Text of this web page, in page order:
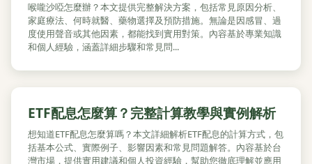
喉嚨沙啞怎麼辦？本文提供完整解決方案，包括常見原因分析、
家庭療法、何時就醫、藥物選擇及預防措施。無論是因感冒、過
度使用聲音或其他因素，都能找到實用對策。內容基於專業知識
和個人經驗，涵蓋詳細步驟和常見問...
ETF配息怎麼算？完整計算教學與實例解析
想知道ETF配息怎麼算嗎？本文詳細解析ETF配息的計算方式，包
括基本公式、實際例子、影響因素和常見問題解答。內容基於台
灣市場，提供實用建議和個人投資經驗，幫助您徹底理解並應用